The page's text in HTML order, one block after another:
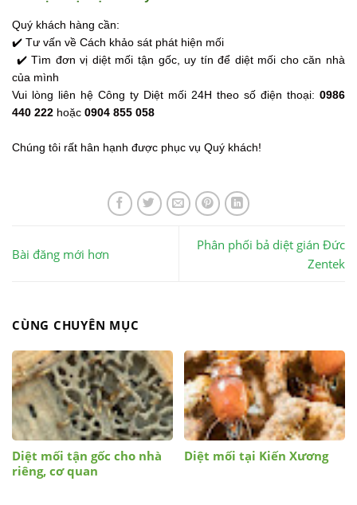
Quý khách hàng cần:
✔️ Tư vấn về Cách khảo sát phát hiện mối
✔️ Tìm đơn vị diệt mối tận gốc, uy tín để diệt mối cho căn nhà
của mình
Vui lòng liên hệ Công ty Diệt mối 24H theo số điện thoại: 0986
440 222 hoặc 0904 855 058
Chúng tôi rất hân hạnh được phục vụ Quý khách!
Bài đăng mới hơn
Phân phối bả diệt gián Đức
Zentek
CÙNG CHUYÊN MỤC
Diệt mối tận gốc cho nhà
riêng, cơ quan
Diệt mối tại Kiến Xương